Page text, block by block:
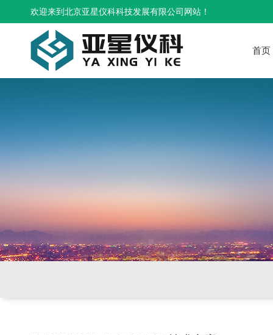
欢迎来到北京亚星仪科科技发展有限公司网站！
首页